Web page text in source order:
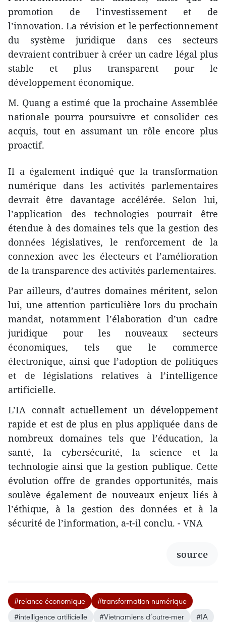
promotion de l’investissement et de
l’innovation. La révision et le perfectionnement
du système juridique dans ces secteurs
devraient contribuer à créer un cadre légal plus
stable et plus transparent pour le
développement économique.
M. Quang a estimé que la prochaine Assemblée
nationale pourra poursuivre et consolider ces
acquis, tout en assumant un rôle encore plus
proactif.
Il a également indiqué que la transformation
numérique dans les activités parlementaires
devrait être davantage accélérée. Selon lui,
l’application des technologies pourrait être
étendue à des domaines tels que la gestion des
données législatives, le renforcement de la
connexion avec les électeurs et l’amélioration
de la transparence des activités parlementaires.
Par ailleurs, d’autres domaines méritent, selon
lui, une attention particulière lors du prochain
mandat, notamment l’élaboration d’un cadre
juridique pour les nouveaux secteurs
économiques, tels que le commerce
électronique, ainsi que l’adoption de politiques
et de législations relatives à l’intelligence
artificielle.
L’IA connaît actuellement un développement
rapide et est de plus en plus appliquée dans de
nombreux domaines tels que l’éducation, la
santé, la cybersécurité, la science et la
technologie ainsi que la gestion publique. Cette
évolution offre de grandes opportunités, mais
soulève également de nouveaux enjeux liés à
l’éthique, à la gestion des données et à la
sécurité de l’information, a-t-il conclu. - VNA
source
#relance économique
#transformation numérique
#intelligence artificielle
#Vietnamiens d’outre-mer #IA